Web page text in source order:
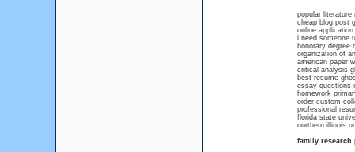
popular
cheap blog post
online
i need someone
honorary degree
organization of
american paper
critical analysis
best resume
essay questions
homework
order custom
professional
florida state
northern illinois
family research